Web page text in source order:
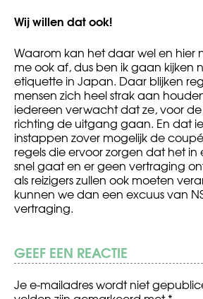
Wij willen dat ook!
Waarom kan het daar wel en hier
me ook af, dus ben ik gaan kijken
etiquette in Japan. Daar blijken
mensen zich heel strak aan
iedereen verwacht dat ze, voor
richting de uitgang gaan. En dat
instappen zover mogelijk de
regels die ervoor zorgen dat het
snel gaat en er geen vertraging
als reizigers zullen ook moeten
kunnen we dan een excuus van
vertraging.
GEEF EEN REACTIE
Je e-mailadres wordt niet